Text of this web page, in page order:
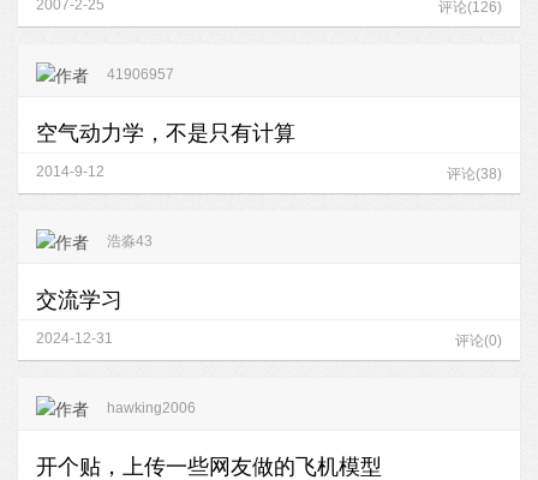
2007-2-25 评论(126)
41906957
空气动力学，不是只有计算
2014-9-12 评论(38)
浩淼43
交流学习
2024-12-31 评论(0)
hawking2006
开个贴，上传一些网友做的飞机模型